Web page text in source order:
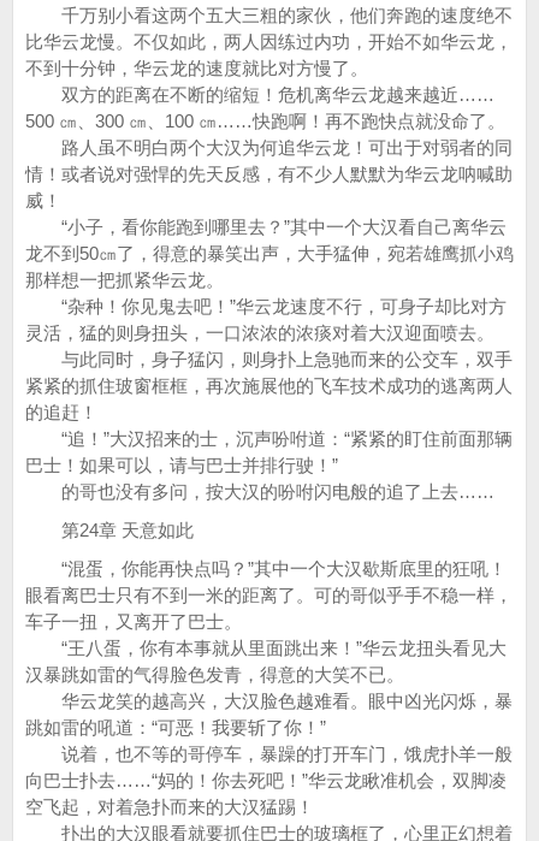
千万别小看这两个五大三粗的家伙，他们奔跑的速度绝不
比华云龙慢。不仅如此，两人因练过内功，开始不如华云龙，
不到十分钟，华云龙的速度就比对方慢了。
双方的距离在不断的缩短！危机离华云龙越来越近……
500 ㎝、300 ㎝、100 ㎝……快跑啊！再不跑快点就没命了。
路人虽不明白两个大汉为何追华云龙！可出于对弱者的同
情！或者说对强悍的先天反感，有不少人默默为华云龙呐喊助
威！
“小子，看你能跑到哪里去？”其中一个大汉看自己离华云
龙不到50㎝了，得意的暴笑出声，大手猛伸，宛若雄鹰抓小鸡
那样想一把抓紧华云龙。
“杂种！你见鬼去吧！”华云龙速度不行，可身子却比对方
灵活，猛的则身扭头，一口浓浓的浓痰对着大汉迎面喷去。
与此同时，身子猛闪，则身扑上急驰而来的公交车，双手
紧紧的抓住玻窗框框，再次施展他的飞车技术成功的逃离两人
的追赶！
“追！”大汉招来的士，沉声吩咐道：“紧紧的盯住前面那辆
巴士！如果可以，请与巴士并排行驶！”
的哥也没有多问，按大汉的吩咐闪电般的追了上去……
第24章 天意如此
“混蛋，你能再快点吗？”其中一个大汉歇斯底里的狂吼！
眼看离巴士只有不到一米的距离了。可的哥似乎手不稳一样，
车子一扭，又离开了巴士。
“王八蛋，你有本事就从里面跳出来！”华云龙扭头看见大
汉暴跳如雷的气得脸色发青，得意的大笑不已。
华云龙笑的越高兴，大汉脸色越难看。眼中凶光闪烁，暴
跳如雷的吼道：“可恶！我要斩了你！”
说着，也不等的哥停车，暴躁的打开车门，饿虎扑羊一般
向巴士扑去……“妈的！你去死吧！”华云龙瞅准机会，双脚凌
空飞起，对着急扑而来的大汉猛踢！
扑出的大汉眼看就要抓住巴士的玻璃框了，心里正幻想着